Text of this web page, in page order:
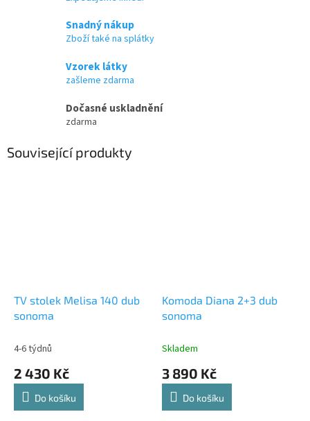
Snadný nákup
Zboží také na splátky
Vzorek látky
zašleme zdarma
Dočasné uskladnění
zdarma
Související produkty
TV stolek Melisa 140 dub
sonoma
4-6 týdnů
2 430 Kč
Do košíku
Komoda Diana 2+3 dub
sonoma
Skladem
3 890 Kč
Do košíku